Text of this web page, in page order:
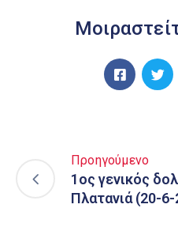
Προηγούμενο
1ος γενικός
Πλατανιά (20-